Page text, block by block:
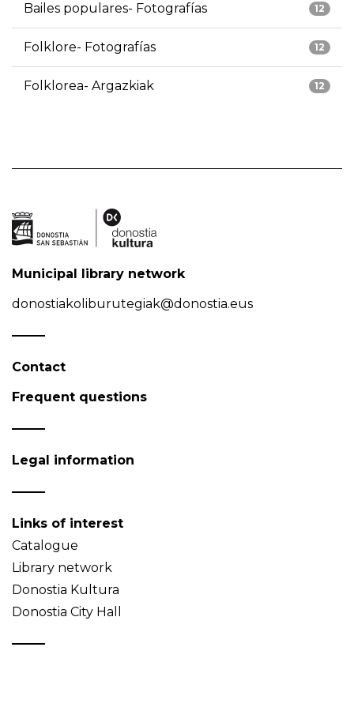
12
Bailes populares- Fotografías
12
Folklore- Fotografías
12
Folklorea- Argazkiak
Municipal library network
donostiakoliburutegiak@donostia.eus
Contact
Frequent questions
Legal information
Links of interest
Catalogue
Library network
Donostia Kultura
Donostia City Hall